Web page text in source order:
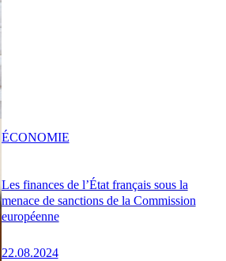
Les finances de l’État français sous la
menace de sanctions de la Commission
européenne
22.08.2024
ÉCONOMIE